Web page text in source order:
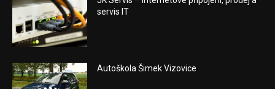
servis IT
Autoškola Šimek Vizovice